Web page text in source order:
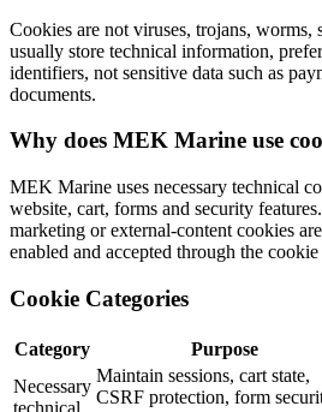
Cookies are not viruses, trojans, worms,
usually store technical information,
identifiers, not sensitive data such as
documents.
Why does MEK Marine use
MEK Marine uses necessary technical
website, cart, forms and security
marketing or external-content cookies
enabled and accepted through the cookie
Cookie Categories
Category Purpose
Necessary
technical
Maintain sessions, cart state,
CSRF protection, form